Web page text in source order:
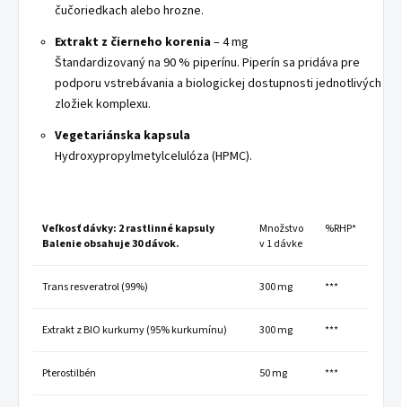
čučoriedkach alebo hrozne.
Extrakt z čierneho korenia – 4 mg
Štandardizovaný na 90 % piperínu. Piperín sa pridáva pre
podporu vstrebávania a biologickej dostupnosti jednotlivých
zložiek komplexu.
Vegetariánska kapsula
Hydroxypropylmetylcelulóza (HPMC).
Veľkosť dávky: 2 rastlinné kapsuly
Balenie obsahuje 30 dávok.
Množstvo
v 1 dávke
%RHP*
Trans resveratrol (99%) 300 mg ***
Extrakt z BIO kurkumy (95% kurkumínu) 300 mg ***
Pterostilbén 50 mg ***